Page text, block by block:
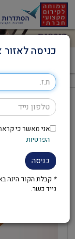
להזמנת
כניסה
אני מאשר כי
הפרטיות
כניסה
* קבלת הקוד הינה
נייד כשר.